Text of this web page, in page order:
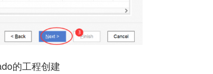
的工程创建